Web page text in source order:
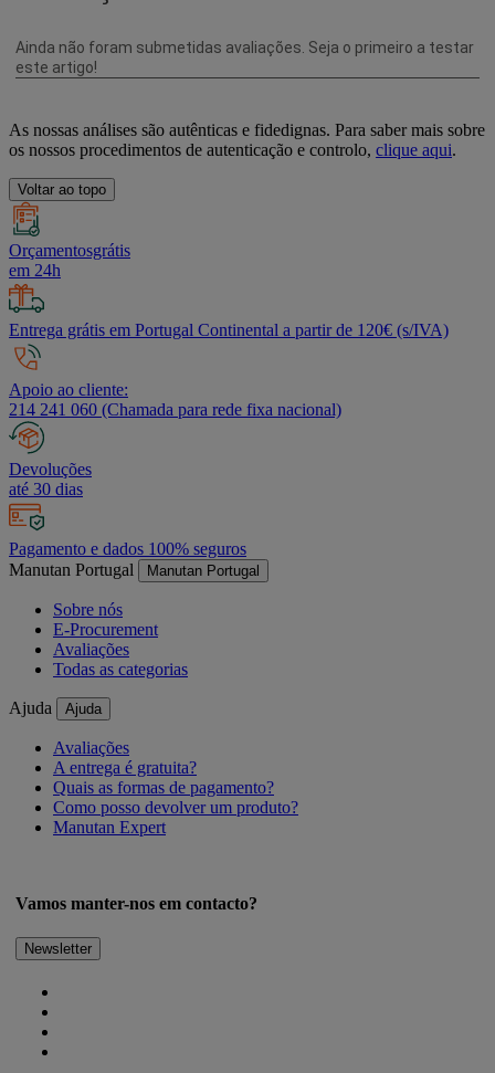
As nossas análises são autênticas e fidedignas. Para saber mais sobre
os nossos procedimentos de autenticação e controlo, clique aqui.
Voltar ao topo
Orçamentosgrátis
em 24h
Entrega grátis em Portugal Continental a partir de 120€ (s/IVA)
Apoio ao cliente:
214 241 060 (Chamada para rede fixa nacional)
Devoluções
até 30 dias
Pagamento e dados 100% seguros
Manutan Portugal
Manutan Portugal
Sobre nós
E-Procurement
Avaliações
Todas as categorias
Ajuda Ajuda
Avaliações
A entrega é gratuita?
Quais as formas de pagamento?
Como posso devolver um produto?
Manutan Expert
Vamos manter-nos em contacto?
Newsletter